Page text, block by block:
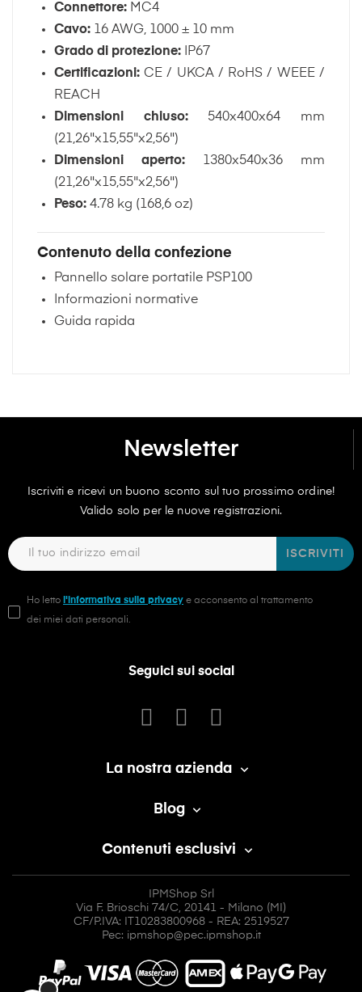
Connettore:MC4
Cavo:16 AWG, 1000 ± 10 mm
Grado di protezione:IP67
Certificazioni:CE / UKCA / RoHS / WEEE /
REACH
Dimensioni chiuso: 540x400x64 mm
(21,26"x15,55"x2,56")
Dimensioni aperto: 1380x540x36 mm
(21,26"x15,55"x2,56")
Peso:4.78 kg (168,6 oz)
Contenuto della confezione
Pannello solare portatile PSP100
Informazioni normative
Guida rapida
Newsletter
Iscriviti e ricevi un buono sconto sul tuo prossimo ordine!
Valido solo per le nuove registrazioni.
ISCRIVITI
Ho letto l'informativa sulla privacy e acconsento al trattamento
dei miei dati personali.
Seguici sui social
La nostra azienda 
Blog 
Contenuti esclusivi 
IPMShop Srl
Via F. Brioschi 74/C, 20141 - Milano (MI)
CF/P.IVA: IT10283800968 - REA: 2519527
Pec: ipmshop@pec.ipmshop.it